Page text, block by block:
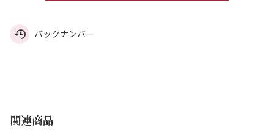
バックナンバー
関連商品